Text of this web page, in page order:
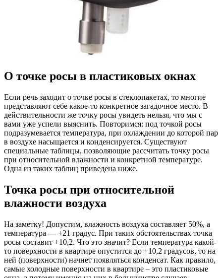
О точке росы в пластиковых окнах
Если речь заходит о точке росы в стеклопакетах, то многие
представляют себе какое-то конкретное загадочное место. В
действительности же точку росы увидеть нельзя, что мы с
вами уже успели выяснить. Повторимся: под точкой росы
подразумевается температура, при охлаждении до которой пар
в воздухе насыщается и конденсируется. Существуют
специальные таблицы, позволяющие рассчитать точку росы
при относительной влажности и конкретной температуре.
Одна из таких таблиц приведена ниже.
Точка росы при относительной
влажности воздуха
На заметку! Допустим, влажность воздуха составляет 50%, а
температура — +21 градус. При таких обстоятельствах точка
росы составит +10,2. Что это значит? Если температура какой-
то поверхности в квартире опустится до +10,2 градусов, то на
ней (поверхности) начнет появляться конденсат. Как правило,
самые холодные поверхности в квартире – это пластиковые